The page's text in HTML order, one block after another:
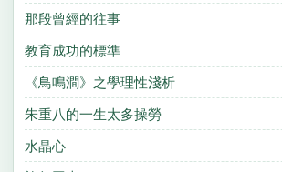
那段曾經的往事
教育成功的標準
《鳥鳴澗》之學理性淺析
朱重八的一生太多操勞
水晶心